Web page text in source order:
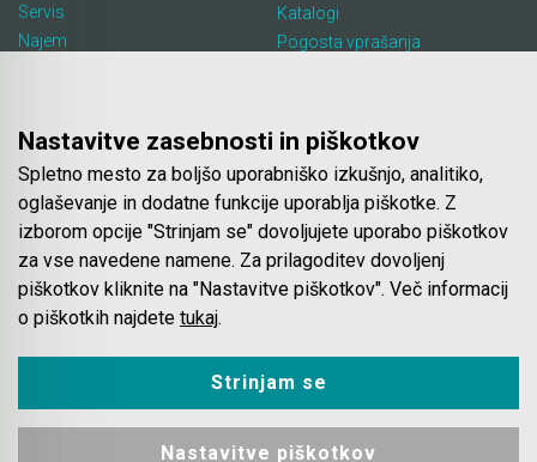
Servis
Najem
Katalogi
Pogosta vprašanja
Spletna trgovina
Pogoji poslovanja
Plačila
Odstop od nakupa
Dostava
Nastavitve zasebnosti in piškotkov
Spletno mesto za boljšo uporabniško izkušnjo, analitiko,
oglaševanje in dodatne funkcije uporablja piškotke. Z
izborom opcije "Strinjam se" dovoljujete uporabo piškotkov
za vse navedene namene. Za prilagoditev dovoljenj
piškotkov kliknite na "Nastavitve piškotkov". Več informacij
o piškotkih najdete tukaj.
Strinjam se
Nastavitve piškotkov